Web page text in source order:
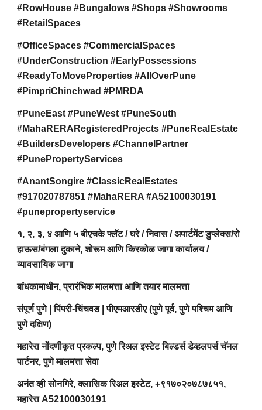
#RowHouse #Bungalows #Shops #Showrooms
#RetailSpaces
#OfficeSpaces #CommercialSpaces
#UnderConstruction #EarlyPossessions
#ReadyToMoveProperties #AllOverPune
#PimpriChinchwad #PMRDA
#PuneEast #PuneWest #PuneSouth
#MahaRERARegisteredProjects #PuneRealEstate
#BuildersDevelopers #ChannelPartner
#PunePropertyServices
#AnantSongire #ClassicRealEstates
#917020787851 #MahaRERA #A52100030191
#punepropertyservice
१, २, ३, ४ आणि ५ बीएचके फ्लॅट / घरे / निवास / अपार्टमेंट डुप्लेक्स/रो
हाऊस/बंगला दुकाने, शोरूम आणि किरकोळ जागा कार्यालय /
व्यावसायिक जागा
बांधकामाधीन, प्रारंभिक मालमत्ता आणि तयार मालमत्ता
संपूर्ण पुणे | पिंपरी-चिंचवड | पीएमआरडीए (पुणे पूर्व, पुणे पश्चिम आणि
पुणे दक्षिण)
महारेरा नोंदणीकृत प्रकल्प, पुणे रिअल इस्टेट बिल्डर्स डेव्हलपर्स चॅनल
पार्टनर, पुणे मालमत्ता सेवा
अनंत व्ही सोनगिरे, क्लासिक रिअल इस्टेट, +९१७०२०७८७८५१,
महारेरा A52100030191